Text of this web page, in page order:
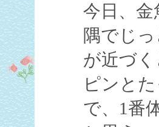
今日、
隅でじ
が近づ
ピンと
で、1番